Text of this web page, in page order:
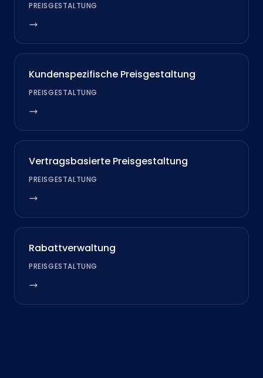
PREISGESTALTUNG
Kundenspezifische Preisgestaltung
PREISGESTALTUNG
Vertragsbasierte Preisgestaltung
PREISGESTALTUNG
Rabattverwaltung
PREISGESTALTUNG